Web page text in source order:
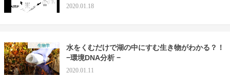
2020.01.18
生物学
水をくむだけで湖の中にすむ生き物がわかる？！
−環境DNA分析 −
2020.01.11